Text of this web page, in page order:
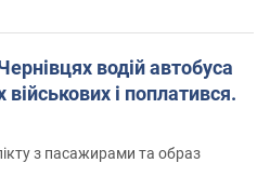
водій автобуса
і поплатився.
з пасажирами та образ